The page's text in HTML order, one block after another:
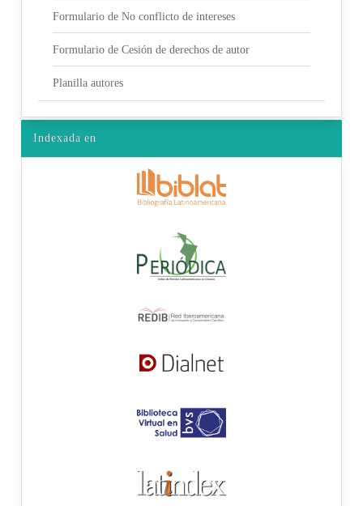
Formulario de No conflicto de intereses
Formulario de Cesión de derechos de autor
Planilla autores
Indexada en